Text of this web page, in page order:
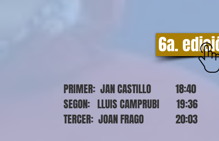
6a.
PRIMER: JAN CASTILLO 18:40
SEGON: LLUIS CAMPRUBI 19:36
TERCER: JOAN FRAGO 20:03